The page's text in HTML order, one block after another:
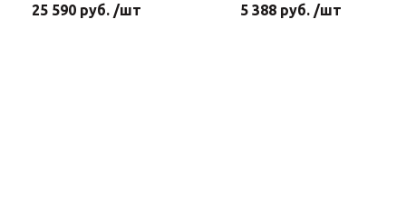
25 590 руб. /шт 5 388 руб. /шт